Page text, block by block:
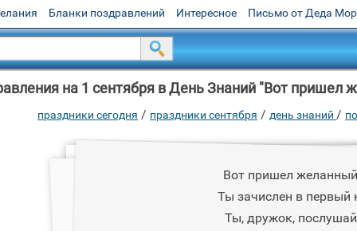
Бланки поздравлений Интересное Письмо от Деда
на 1 сентября в День Знаний "Вот пришел
праздники сегодня / праздники сентября / день знаний /
Вот пришел
Ты зачислен в первый
Ты, дружок,